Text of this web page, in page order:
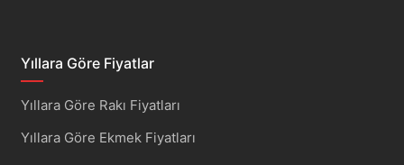
Yıllara Göre Fiyatlar
Yıllara Göre Rakı Fiyatları
Yıllara Göre Ekmek Fiyatları